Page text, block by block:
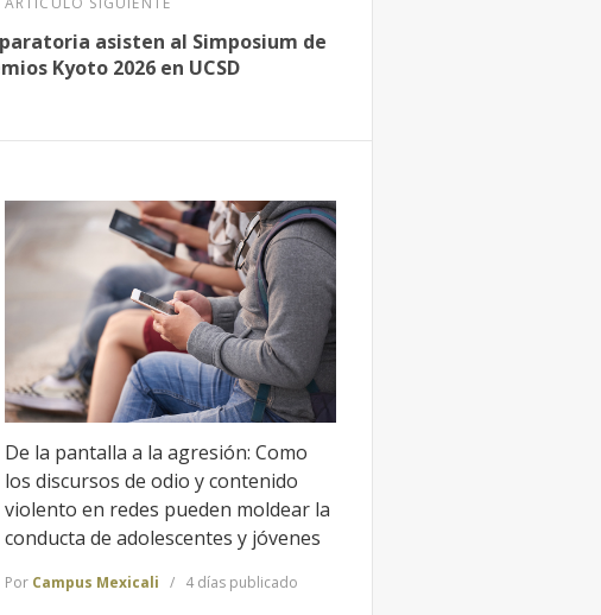
asisten al Simposium de
Kyoto 2026 en UCSD
De la pantalla a la agresión: Como
los discursos de odio y contenido
violento en redes pueden moldear la
conducta de adolescentes y jóvenes
Por Campus Mexicali 4 días publicado